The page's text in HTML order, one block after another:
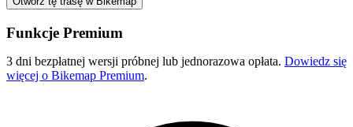
Funkcje Premium
3 dni bezpłatnej wersji próbnej lub jednorazowa opłata. Dowiedz się
więcej o Bikemap Premium.